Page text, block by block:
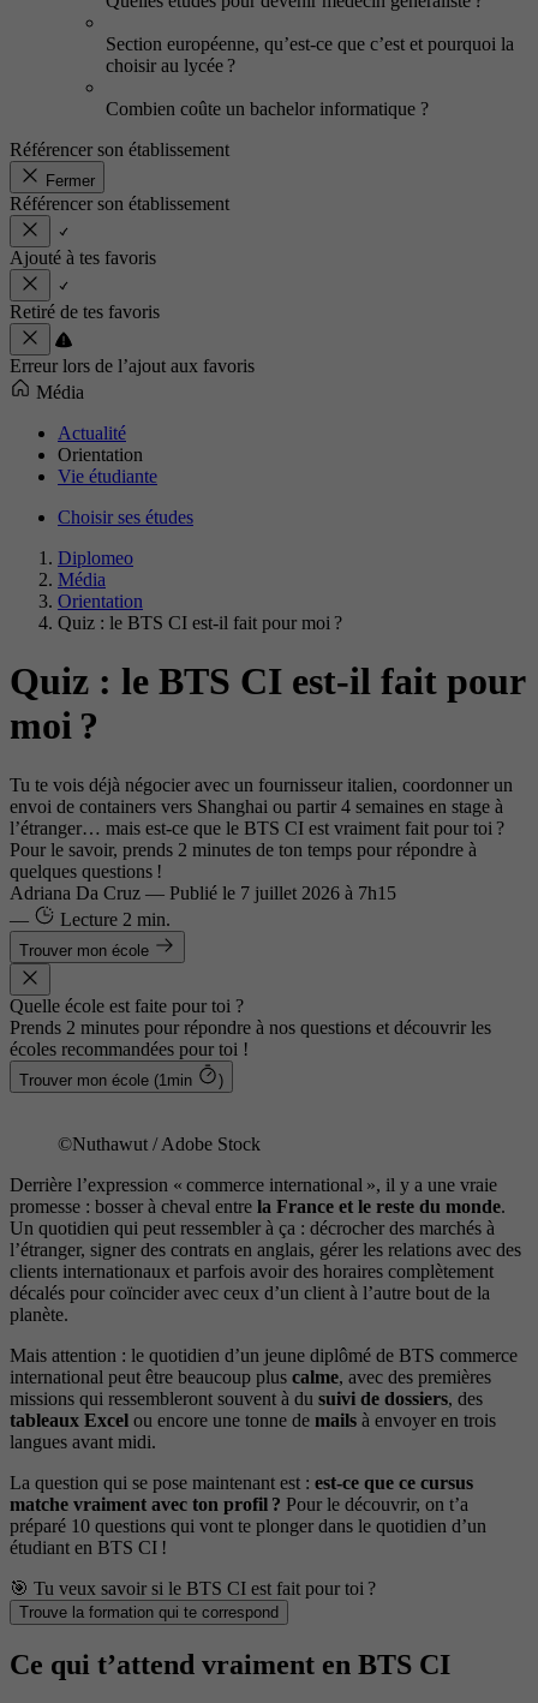
Section européenne, qu’est-ce que c’est et pourquoi la
choisir au lycée ?
Combien coûte un bachelor informatique ?
Référencer son établissement
Fermer
Référencer son établissement
Ajouté à tes favoris
Retiré de tes favoris
Erreur lors de l’ajout aux favoris
Média
Actualité
Orientation
Vie étudiante
Choisir ses études
Diplomeo
Média
Orientation
Quiz : le BTS CI est-il fait pour moi ?
Quiz : le BTS CI est-il fait pour
moi ?
Tu te vois déjà négocier avec un fournisseur italien, coordonner un
envoi de containers vers Shanghai ou partir 4 semaines en stage à
l’étranger… mais est-ce que le BTS CI est vraiment fait pour toi ?
Pour le savoir, prends 2 minutes de ton temps pour répondre à
quelques questions !
Adriana Da Cruz — Publié le 7 juillet 2026 à 7h15
—
Lecture 2 min.
Trouver mon école
Quelle école est faite pour toi ?
Prends 2 minutes pour répondre à nos questions et découvrir les
écoles recommandées pour toi !
Trouver mon école (1min )
©Nuthawut / Adobe Stock
Derrière l’expression « commerce international », il y a une vraie
promesse : bosser à cheval entre la France et le reste du monde.
Un quotidien qui peut ressembler à ça : décrocher des marchés à
l’étranger, signer des contrats en anglais, gérer les relations avec des
clients internationaux et parfois avoir des horaires complètement
décalés pour coïncider avec ceux d’un client à l’autre bout de la
planète.
Mais attention : le quotidien d’un jeune diplômé de BTS commerce
international peut être beaucoup plus calme, avec des premières
missions qui ressembleront souvent à du suivi de dossiers, des
tableaux Excel ou encore une tonne de mails à envoyer en trois
langues avant midi.
La question qui se pose maintenant est : est-ce que ce cursus
matche vraiment avec ton profil ? Pour le découvrir, on t’a
préparé 10 questions qui vont te plonger dans le quotidien d’un
étudiant en BTS CI !
🎯 Tu veux savoir si le BTS CI est fait pour toi ?
Trouve la formation qui te correspond
Ce qui t’attend vraiment en BTS CI